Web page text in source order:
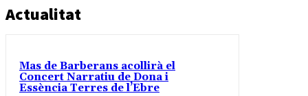
Actualitat
Mas de Barberans acollirà el
Concert Narratiu de Dona i
Essència Terres de l’Ebre